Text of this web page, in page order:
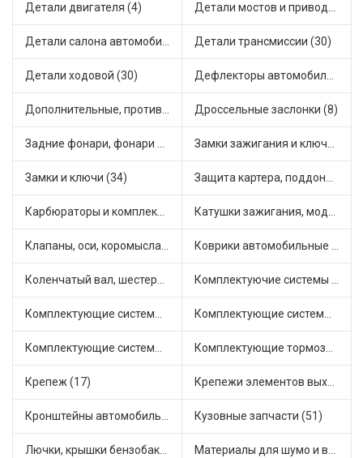
Детали двигателя (4) Детали мостов и привода трансмиссии (17)
Детали салона автомобиля (30) Детали трансмиссии (30)
Детали ходовой (30) Дефлекторы автомобильные (2)
Дополнительные, противотуманные фары (2) Дроссельные заслонки (8)
Задние фонари, фонари видимости (3) Замки зажигания и ключи (14)
Замки и ключи (34) Защита картера, поддона, КПП (2)
Карбюраторы и комплектующие (25) Катушки зажигания, модули зажигания (15)
Клапаны, оси, коромысла (12) Коврики автомобильные (9)
Коленчатый вал, шестерни коленчатого вала (1) Комплектуючие системы стеклоочистителя (6)
Комплектующие системы выпуска отработавших газов (14) Комплектующие системы отопления (28)
Комплектующие системы питания (21) Комплектующие тормозной системы (15)
Крепеж (17) Крепежи элементов выхлопной системы (3)
Кронштейны автомобильные (11) Кузовные запчасти (51)
Лючки, крышки бензобака (3) Материалы для шумо и виброизоляции (1)